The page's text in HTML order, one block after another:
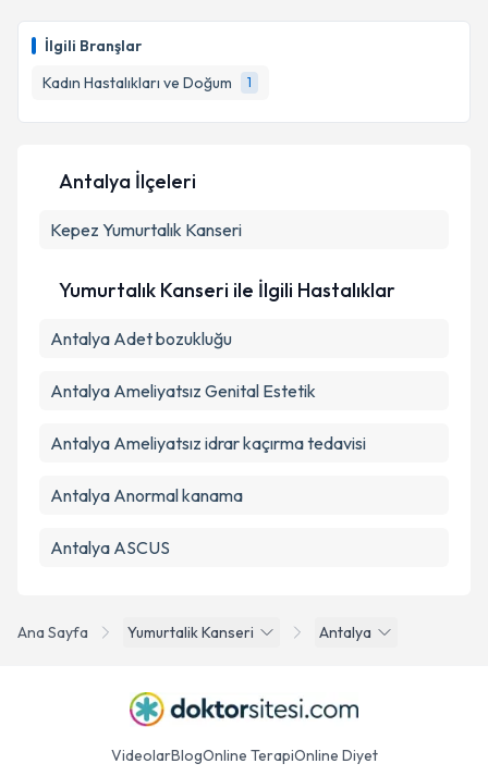
İlgili Branşlar
Kadın Hastalıkları ve Doğum
1
almanız için bir takvim hazırlandığında e-posta ile
bilgilendireceğiz.
E-posta Adresiniz
Kişisel verilerimin işlenmesine ilişkin
Takvim Talebini Gönder
Ana Sayfa Yumurtalik Kanseri Antalya
Antalya İlçeleri
Kepez Yumurtalık Kanseri
Yumurtalık Kanseri ile İlgili Hastalıklar
Antalya Adet bozukluğu
Antalya Ameliyatsız Genital Estetik
Antalya Ameliyatsız idrar kaçırma tedavisi
Antalya Anormal kanama
Antalya ASCUS
VideolarBlogOnline TerapiOnline Diyet